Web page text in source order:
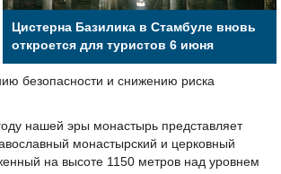
Цистерна Базилика в Стамбуле вновь
откроется для туристов 6 июня
безопасности и снижению риска
нашей эры монастырь представляет
монастырский и церковный
на высоте 1150 метров над уровнем